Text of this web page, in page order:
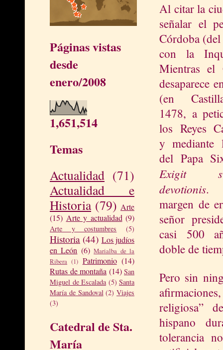
Páginas vistas
desde
enero/2008
1,651,514
Temas
Actualidad (71)
Actualidad e
Historia (79) Arte
(15) Arte y actualidad (9)
Arte y costumbres (5)
Historia (44) Los judíos
en León (6) Marialba de la
Ribera (1) Patrimonio (14)
Rutas de montaña (14) San
Miguel de Escalada (5) Santa
María de Sandoval (2) Viajes
(3)
Catedral de Sta.
María
Al citar la
señalar el
Córdoba
con la
Mientras el
desaparece
(en
1478, a
los Reyes
y mediante
del Papa
Exigit
devotionis.
margen de
señor
casi 500
doble de
Pero sin
religiosa”
hispano
tolerancia